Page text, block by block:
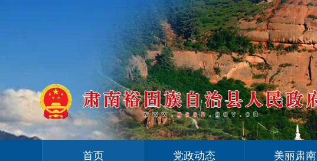
首页 党政动态 美丽肃南